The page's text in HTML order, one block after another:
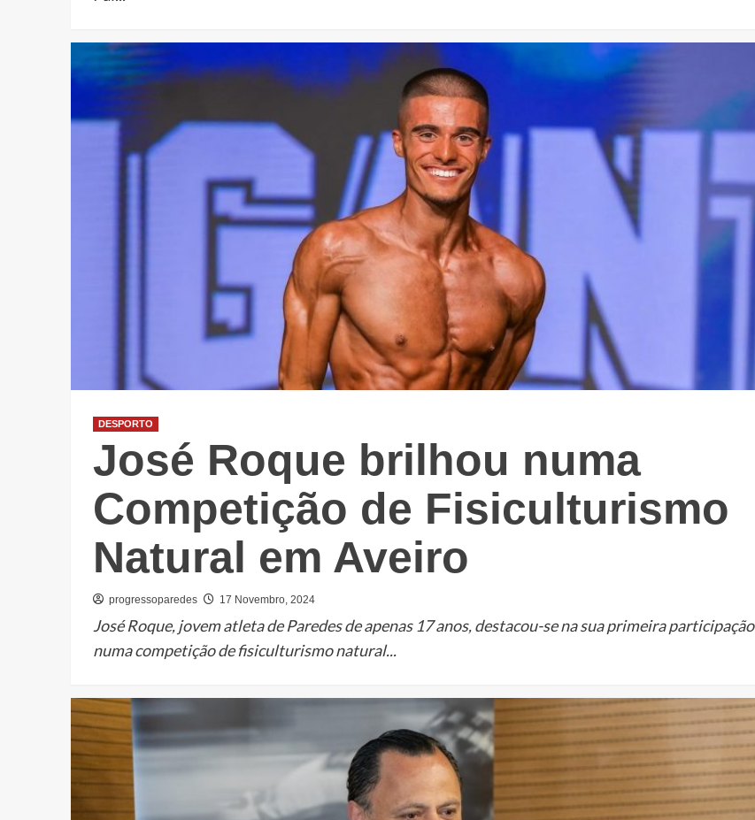
DESPORTO
José Roque brilhou numa
Competição de Fisiculturismo
Natural em Aveiro
progressoparedes 17 Novembro, 2024
José Roque, jovem atleta de Paredes de apenas 17 anos, destacou-se na sua primeira participação
numa competição de fisiculturismo natural...